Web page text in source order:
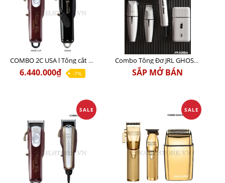
COMBO 2C USA l Tông cắt Senior + Tông cắt Magic clip
6.440.000₫ -7%
Combo Tông Đơ JRL GHOST 3 Limited Edition Chính Hãng USA
SẮP MỞ BÁN
SALE SALE